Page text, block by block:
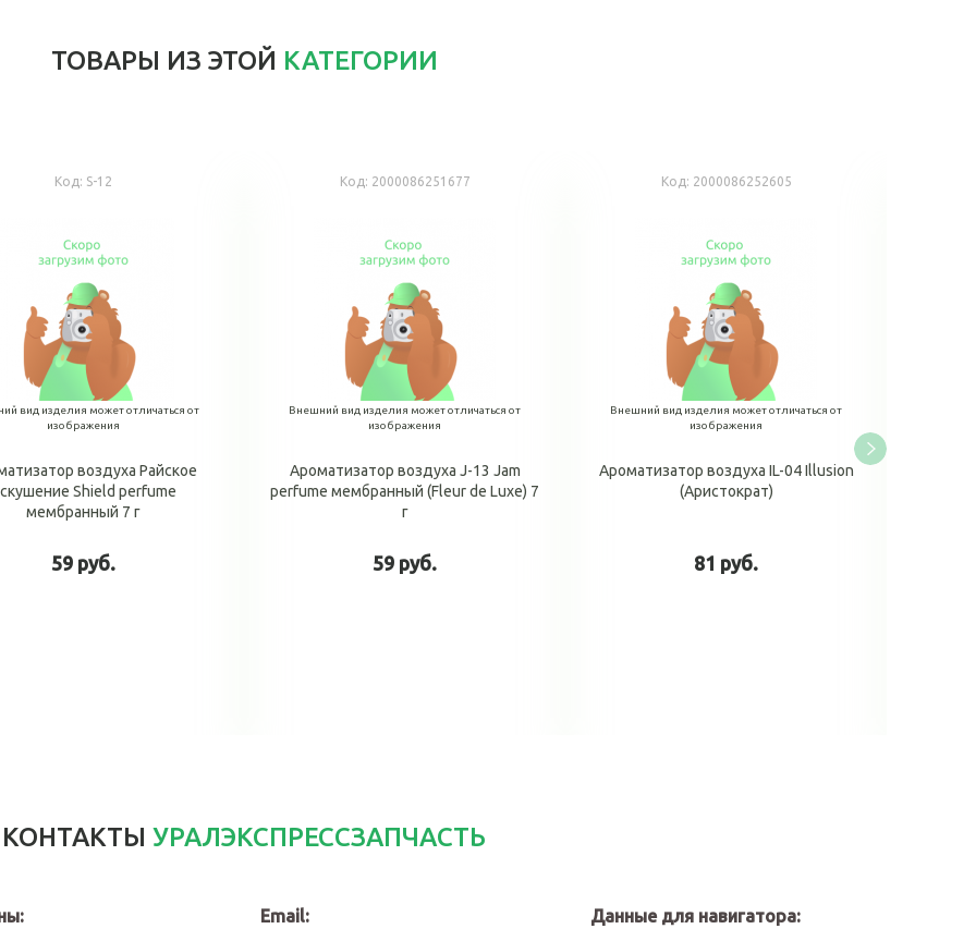
ТОВАРЫ ИЗ ЭТОЙ КАТЕГОРИИ
Код: S-12
вид изделия может отличаться от
изображения
воздуха Райское
Shield perfume
мембранный 7 г
59 руб.
Код: 2000086251677
Внешний вид изделия может отличаться от
изображения
Ароматизатор воздуха J-13 Jam
perfume мембранный (Fleur de Luxe) 7
г
59 руб.
Код: 2000086252605
Внешний вид изделия может отличаться от
изображения
Ароматизатор воздуха IL-04 Illusion
(Аристократ)
81 руб.
КОНТАКТЫ УРАЛЭКСПРЕССЗАПЧАСТЬ
Email:
Данные для навигатора: